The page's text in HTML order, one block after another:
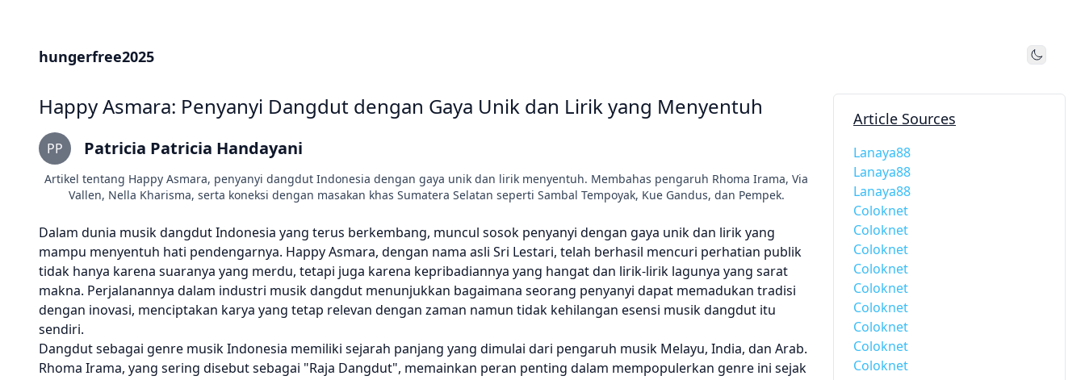
hungerfree2025 Toggle
Happy Asmara: Penyanyi Dangdut dengan Gaya Unik dan Lirik yang Menyentuh
PP Patricia Patricia Handayani
Artikel tentang Happy Asmara, penyanyi dangdut Indonesia dengan gaya unik dan lirik menyentuh. Membahas pengaruh Rhoma Irama, Via
Vallen, Nella Kharisma, serta koneksi dengan masakan khas Sumatera Selatan seperti Sambal Tempoyak, Kue Gandus, dan Pempek.
Dalam dunia musik dangdut Indonesia yang terus berkembang, muncul sosok penyanyi dengan gaya unik dan lirik yang
mampu menyentuh hati pendengarnya. Happy Asmara, dengan nama asli Sri Lestari, telah berhasil mencuri perhatian publik
tidak hanya karena suaranya yang merdu, tetapi juga karena kepribadiannya yang hangat dan lirik-lirik lagunya yang sarat
makna. Perjalanannya dalam industri musik dangdut menunjukkan bagaimana seorang penyanyi dapat memadukan tradisi
dengan inovasi, menciptakan karya yang tetap relevan dengan zaman namun tidak kehilangan esensi musik dangdut itu
sendiri.
Dangdut sebagai genre musik Indonesia memiliki sejarah panjang yang dimulai dari pengaruh musik Melayu, India, dan Arab.
Rhoma Irama, yang sering disebut sebagai "Raja Dangdut", memainkan peran penting dalam mempopulerkan genre ini sejak
Article Sources
Lanaya88
Lanaya88
Lanaya88
Coloknet
Coloknet
Coloknet
Coloknet
Coloknet
Coloknet
Coloknet
Coloknet
Coloknet